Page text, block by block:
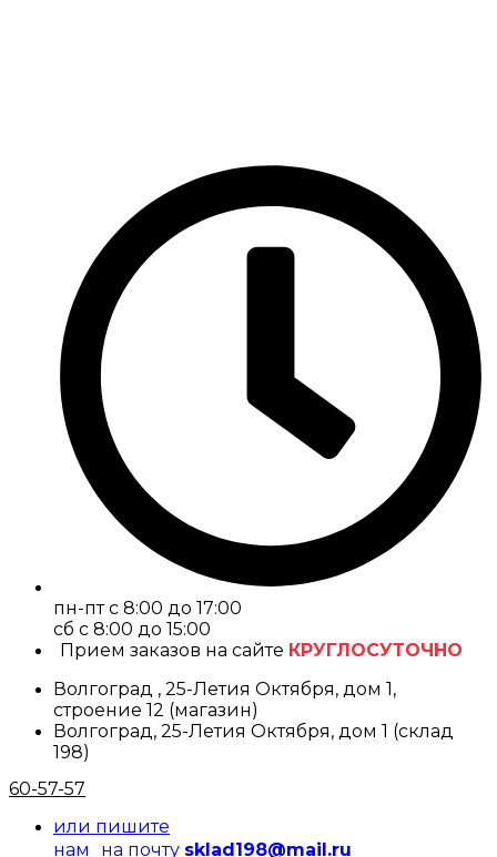
пн-пт с 8:00 до 17:00
cб с 8:00 до 15:00
Прием заказов на сайте КРУГЛОСУТОЧНО
Волгоград , 25-Летия Октября, дом 1,
строение 12 (магазин)
Волгоград, 25-Летия Октября, дом 1 (склад
198)
60-57-57
или пишите
нам на почту sklad198@mail.ru